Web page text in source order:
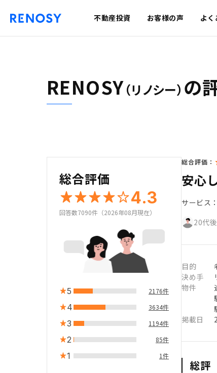
不動産投資 お客様の声 よく
RENOSY（リノシー） の
総合評価
4.3
回答数7090件（2026年08月現在）
5 2176件
4 3634件
3 1194件
2 85件
1 1件
総合評価：
安心
サービス：
20代
目的
決め手
物件
掲載日
総評